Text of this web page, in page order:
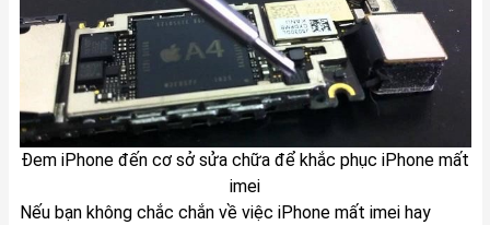
Đem iPhone đến cơ sở sửa chữa để khắc phục iPhone mất
imei
Nếu bạn không chắc chắn về việc iPhone mất imei hay